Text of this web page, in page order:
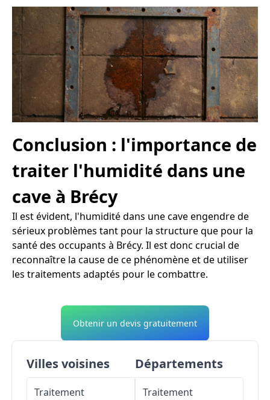
Conclusion : l'importance de
traiter l'humidité dans une
cave à Brécy
Il est évident, l'humidité dans une cave engendre de
sérieux problèmes tant pour la structure que pour la
santé des occupants à Brécy. Il est donc crucial de
reconnaître la cause de ce phénomène et de utiliser
les traitements adaptés pour le combattre.
Obtenir un devis gratuitement
Villes voisines
Traitement
Départements
Traitement